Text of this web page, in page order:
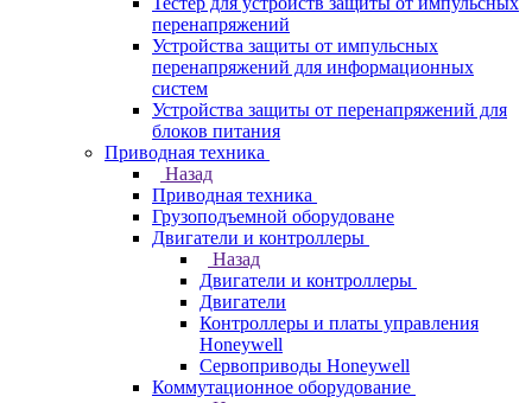
перенапряжений
Устройства защиты от импульсных
перенапряжений для информационных
систем
Устройства защиты от перенапряжений для
блоков питания
Приводная техника
Назад
Приводная техника
Грузоподъемной оборудоване
Двигатели и контроллеры
Назад
Двигатели и контроллеры
Двигатели
Контроллеры и платы управления
Honeywell
Сервоприводы Honeywell
Коммутационное оборудование